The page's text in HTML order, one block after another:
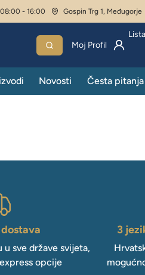
- 16:00 Gospin Trg 1, Međugorje
Moj Profil
Novosti Česta pitanja
u sve države svijeta,
opcije
3